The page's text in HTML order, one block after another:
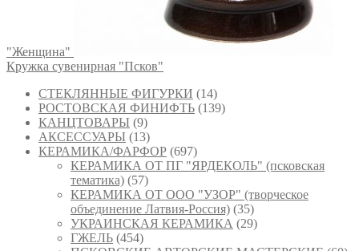
"Женщина"
Кружка сувенирная "Псков"
СТЕКЛЯННЫЕ ФИГУРКИ (14)
РОСТОВСКАЯ ФИНИФТЬ (139)
КАНЦТОВАРЫ (9)
АКСЕССУАРЫ (13)
КЕРАМИКА/ФАРФОР (697)
КЕРАМИКА ОТ ПГ "ЯРДЕКОЛЬ" (псковская
тематика) (57)
КЕРАМИКА ОТ ООО "УЗОР" (творческое
объединение Латвия-Россия) (35)
УКРАИНСКАЯ КЕРАМИКА (29)
ГЖЕЛЬ (454)